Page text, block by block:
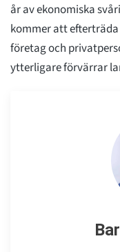
år av ekonomiska
kommer att
företag och
ytterligare förvärrar